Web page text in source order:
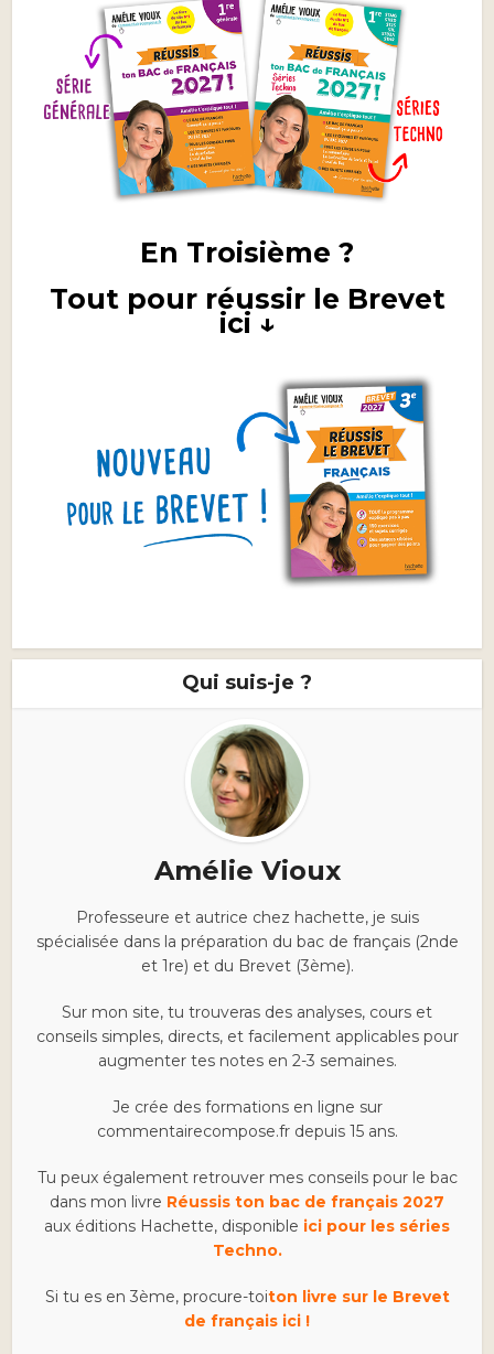
En Troisième ?
Tout pour réussir le Brevet
ici ↓
Qui suis-je ?
Amélie Vioux
Professeure et autrice chez hachette, je suis
spécialisée dans la préparation du bac de français (2nde
et 1re) et du Brevet (3ème).
Sur mon site, tu trouveras des analyses, cours et
conseils simples, directs, et facilement applicables pour
augmenter tes notes en 2-3 semaines.
Je crée des formations en ligne sur
commentairecompose.fr depuis 15 ans.
Tu peux également retrouver mes conseils pour le bac
dans mon livre Réussis ton bac de français 2027
aux éditions Hachette, disponible ici pour les séries
Techno.
Si tu es en 3ème, procure-toiton livre sur le Brevet
de français ici !